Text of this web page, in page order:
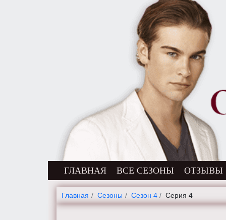
ГЛАВНАЯ ВСЕ СЕЗОНЫ ОТЗЫВЫ
Главная Cезоны Сезон 4 Серия 4